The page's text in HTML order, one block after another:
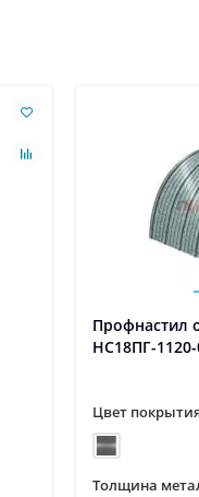
Профнастил
НС18ПГ-
Цвет
Толщина